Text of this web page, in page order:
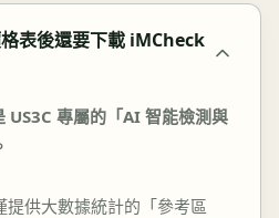
表後還要下載 iMCheck
專屬的「AI 智能檢測與
提供大數據統計的「參考區